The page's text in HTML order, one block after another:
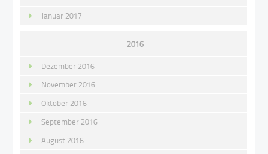
Januar 2017
2016
Dezember 2016
November 2016
Oktober 2016
September 2016
August 2016